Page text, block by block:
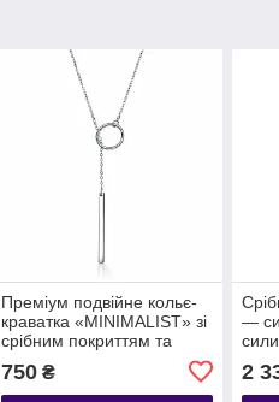
Преміум подвійне кольє-
краватка «MINIMALIST» зі
срібним покриттям та
750₴
—
2